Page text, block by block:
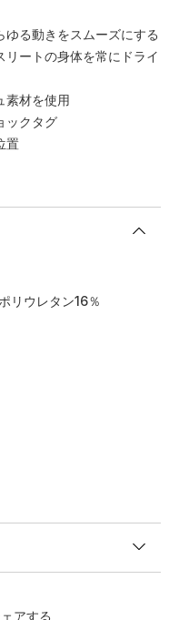
ゆる動きをスムーズにする
ートの身体を常にドライ
素材を使用
ックタグ
置
リウレタン16％
アする